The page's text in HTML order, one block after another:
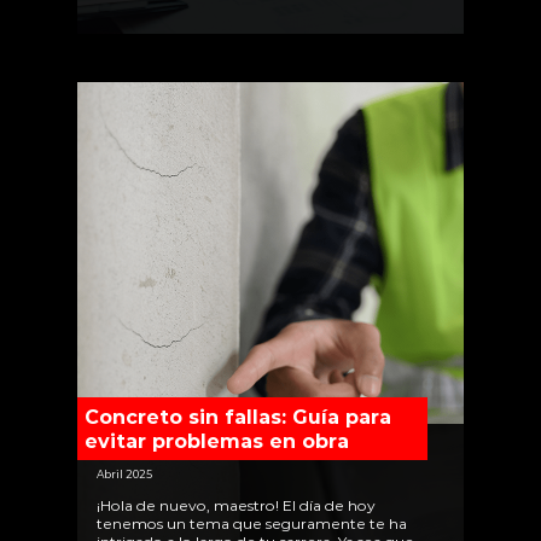
Concreto sin fallas: Guía para
evitar problemas en obra
Abril 2025
¡Hola de nuevo, maestro! El día de hoy
tenemos un tema que seguramente te ha